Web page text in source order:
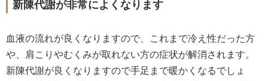
新陳代謝が非常によくなります
血液の流れが良くなりますので、これまで冷え性だった方
や、肩こりやむくみが取れない方の症状が解消されます。
新陳代謝が良くなりますので手足まで暖かくなるでしょ